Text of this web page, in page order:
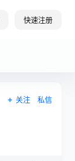
快速注册
关注 私信